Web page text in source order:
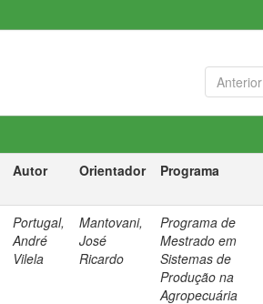
Anterior
Autor Orientador Programa
Portugal,
André
Vilela
Mantovani,
José
Ricardo
Programa de
Mestrado em
Sistemas de
Produção na
Agropecuária